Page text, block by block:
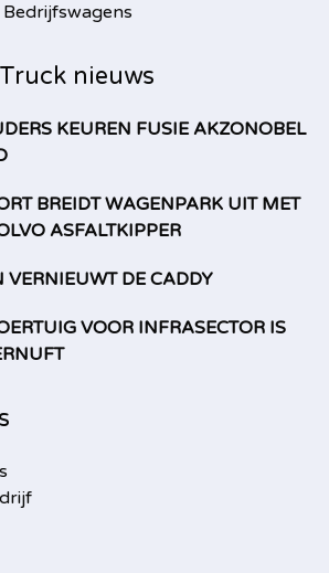
nieuws
KEUREN FUSIE AKZONOBEL
BREIDT WAGENPARK UIT MET
ASFALTKIPPER
VERNIEUWT DE CADDY
VOOR INFRASECTOR IS